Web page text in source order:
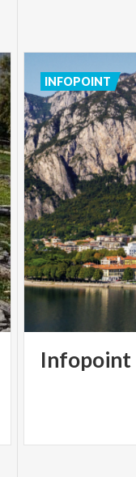
Infopoint
INFOPOINT